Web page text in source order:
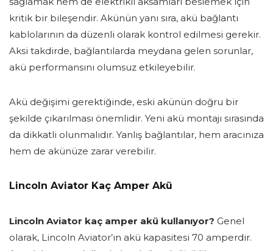
kritik bir bileşendir. Akünün yanı sıra, akü bağlantı
kablolarının da düzenli olarak kontrol edilmesi gerekir.
Aksi takdirde, bağlantılarda meydana gelen sorunlar,
akü performansını olumsuz etkileyebilir.
Akü değişimi gerektiğinde, eski akünün doğru bir
şekilde çıkarılması önemlidir. Yeni akü montajı sırasında
da dikkatli olunmalıdır. Yanlış bağlantılar, hem aracınıza
hem de akünüze zarar verebilir.
Lincoln Aviator Kaç Amper Akü
Lincoln Aviator kaç amper akü kullanıyor? Genel
olarak, Lincoln Aviator’ın akü kapasitesi 70 amperdir.